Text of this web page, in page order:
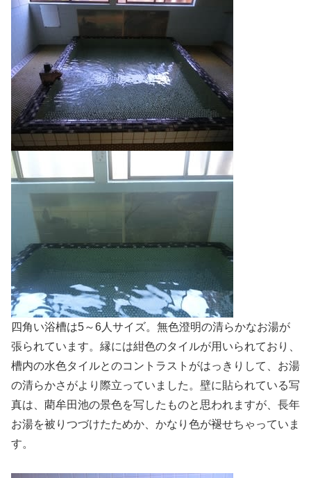
四角い浴槽は5～6人サイズ。無色澄明の清らかなお湯が
張られています。縁には紺色のタイルが用いられており、
槽内の水色タイルとのコントラストがはっきりして、お湯
の清らかさがより際立っていました。壁に貼られている写
真は、藺牟田池の景色を写したものと思われますが、長年
お湯を被りつづけたためか、かなり色が褪せちゃっていま
す。